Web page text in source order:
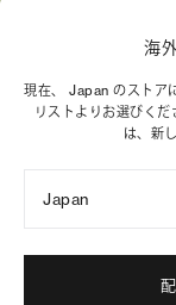
トリー バーチ
海
現在、 Japan のストア
リストよりお選びく
は、新
Japan